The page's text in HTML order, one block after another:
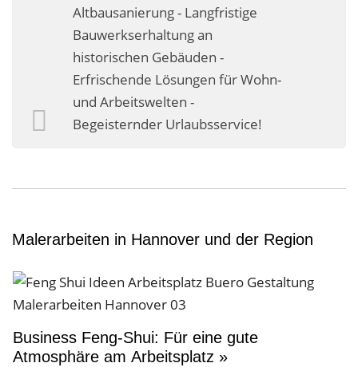
Altbausanierung - Langfristige
Bauwerkserhaltung an
historischen Gebäuden -
Erfrischende Lösungen für Wohn-
und Arbeitswelten -
Begeisternder Urlaubsservice!
Malerarbeiten in Hannover und der Region
Business Feng-Shui: Für eine gute
Atmosphäre am Arbeitsplatz »